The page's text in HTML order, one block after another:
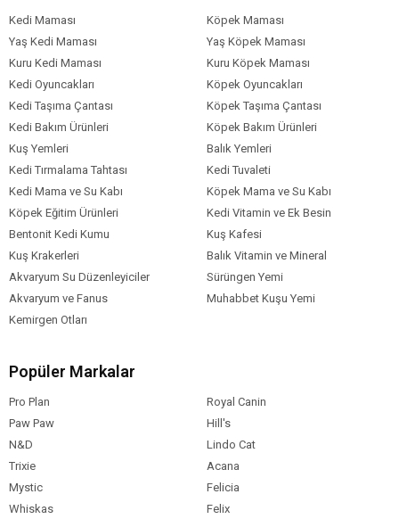
Kedi Maması
Köpek Maması
Yaş Kedi Maması
Yaş Köpek Maması
Kuru Kedi Maması
Kuru Köpek Maması
Kedi Oyuncakları
Köpek Oyuncakları
Kedi Taşıma Çantası
Köpek Taşıma Çantası
Kedi Bakım Ürünleri
Köpek Bakım Ürünleri
Kuş Yemleri
Balık Yemleri
Kedi Tırmalama Tahtası
Kedi Tuvaleti
Kedi Mama ve Su Kabı
Köpek Mama ve Su Kabı
Köpek Eğitim Ürünleri
Kedi Vitamin ve Ek Besin
Bentonit Kedi Kumu
Kuş Kafesi
Kuş Krakerleri
Balık Vitamin ve Mineral
Akvaryum Su Düzenleyiciler
Sürüngen Yemi
Akvaryum ve Fanus
Muhabbet Kuşu Yemi
Kemirgen Otları
Popüler Markalar
Pro Plan
Royal Canin
Paw Paw
Hill's
N&D
Lindo Cat
Trixie
Acana
Mystic
Felicia
Whiskas
Felix